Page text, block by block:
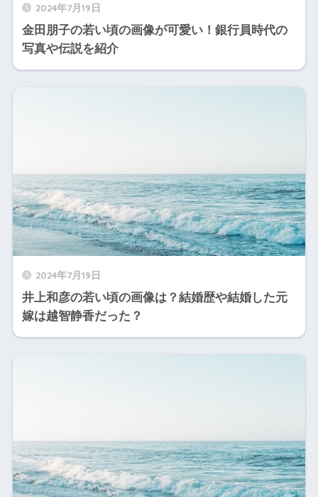
2024年7月19日
金田朋子の若い頃の画像が可愛い！銀行員時代の
写真や伝説を紹介
2024年7月19日
井上和彦の若い頃の画像は？結婚歴や結婚した元
嫁は越智静香だった？